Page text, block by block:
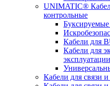
UNIMATIC®
контрольные
Кабели для
Кабели для
эксплуатации
Кабели для связи